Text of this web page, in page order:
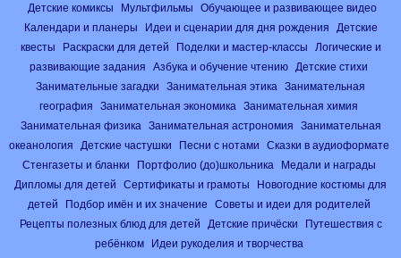
Детские комиксы Мультфильмы
Обучающее и развивающее видео
Календари и планеры
Идеи и сценарии для дня рождения
Детские
квесты
Раскраски для детей Поделки и мастер-классы
Логические и
развивающие задания
Азбука и обучение чтению
Детские стихи
Занимательные загадки
Занимательная этика
Занимательная
география
Занимательная экономика
Занимательная химия
Занимательная физика
Занимательная астрономия
Занимательная
океанология
Детские частушки Песни с нотами
Сказки в аудиоформате
Стенгазеты и бланки
Портфолио (до)школьника
Медали и награды
Дипломы для детей
Сертификаты и грамоты
Новогодние костюмы для
детей
Подбор имён и их значение
Советы и идеи для родителей
Рецепты полезных блюд для детей
Детские причёски
Путешествия с
ребёнком
Идеи рукоделия и творчества